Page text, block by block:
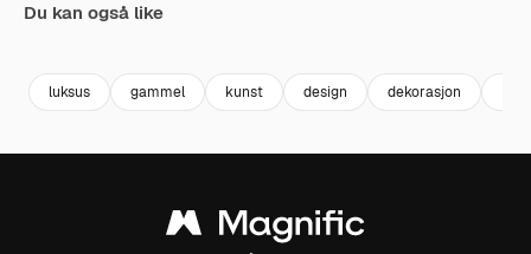
Du kan også like
luksus gammel kunst design dekorasjon